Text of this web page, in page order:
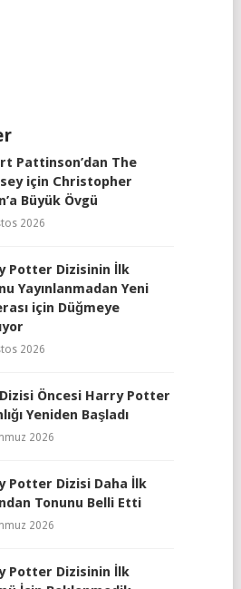
Pattinson’dan The
için Christopher
Büyük Övgü
2026
Potter Dizisinin İlk
Yayınlanmadan Yeni
için Düğmeye
2026
Dizisi Öncesi Harry Potter
Yeniden Başladı
2026
Potter Dizisi Daha İlk
Tonunu Belli Etti
2026
Potter Dizisinin İlk